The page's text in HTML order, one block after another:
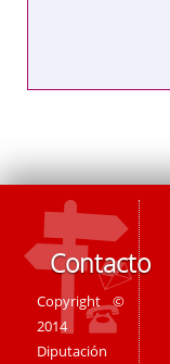
Contacto
Copyright ©
2014
Diputación